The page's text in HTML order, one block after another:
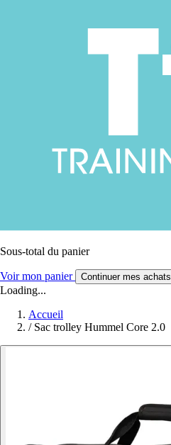
Sous-total du panier
Voir mon panier Continuer mes achats
Loading...
Accueil
/ Sac trolley Hummel Core 2.0